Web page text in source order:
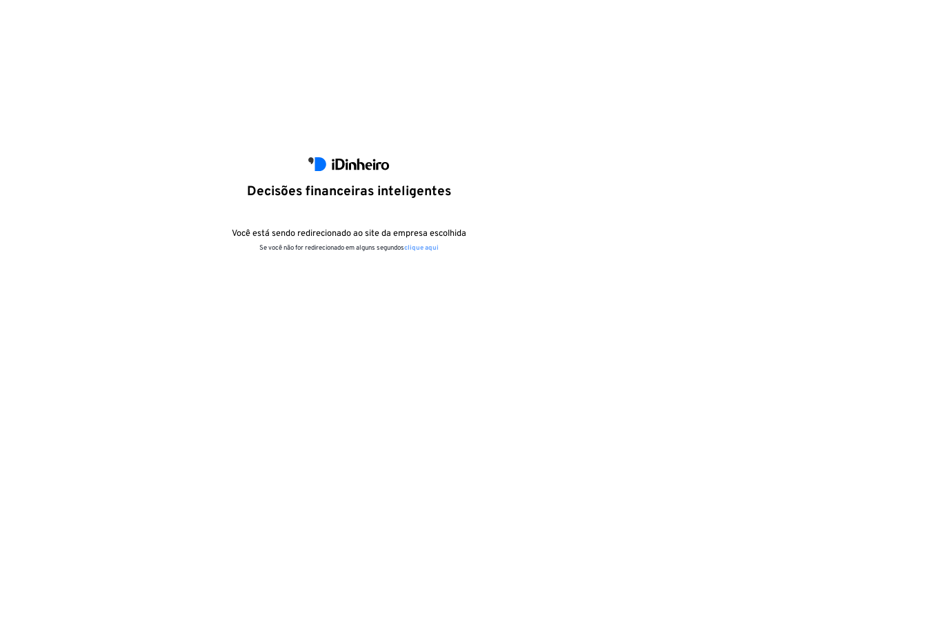
Decisões financeiras inteligentes
Você está sendo redirecionado ao site da empresa escolhida
Se você não for redirecionado em alguns segundosclique aqui